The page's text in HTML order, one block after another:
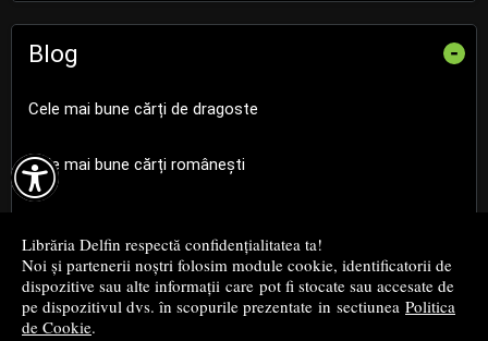

Librăria Delfin respectă confidențialitatea ta!
Noi și partenerii noștri folosim module cookie, identificatorii de
dispozitive sau alte informații care pot fi stocate sau accesate de
pe dispozitivul dvs. în scopurile prezentate in sectiunea Politica
de Cookie.
Blog -
Cele mai bune cărți de dragoste
Cele mai bune cărți românești
Cele mai bune cărți de istorie
Top cărți beletristică